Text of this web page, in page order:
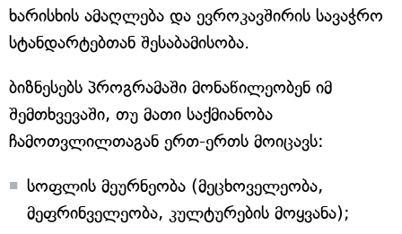
ხარისხის ამაღლება და ევროკავშირის სავაჭრო
სტანდარტებთან შესაბამისობა.
ბიზნესებს პროგრამაში მონაწილეობენ იმ
შემთხვევაში, თუ მათი საქმიანობა
ჩამოთვლილთაგან ერთ-ერთს მოიცავს:
სოფლის მეურნეობა (მეცხოველეობა,
მეფრინველეობა, კულტურების მოყვანა);